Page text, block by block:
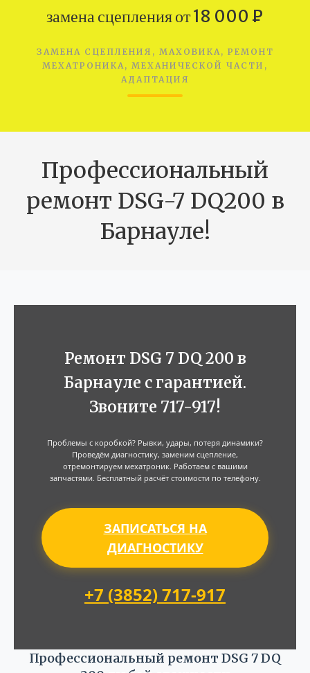
замена сцепления от 18 000 ₽
ЗАМЕНА СЦЕПЛЕНИЯ, МАХОВИКА, РЕМОНТ
МЕХАТРОНИКА, МЕХАНИЧЕСКОЙ ЧАСТИ,
АДАПТАЦИЯ
Профессиональный
ремонт DSG-7 DQ200 в
Барнауле!
Ремонт DSG 7 DQ 200 в
Барнауле с гарантией.
Звоните 717-917!
Проблемы с коробкой? Рывки, удары, потеря динамики?
Проведём диагностику, заменим сцепление,
отремонтируем мехатроник. Работаем с вашими
запчастями. Бесплатный расчёт стоимости по телефону.
ЗАПИСАТЬСЯ НА
ДИАГНОСТИКУ
+7 (3852) 717-917
Профессиональный ремонт DSG 7 DQ